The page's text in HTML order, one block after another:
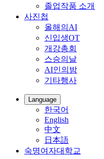
졸업작품 소개
사진첩
올해의AI
신입생OT
개강총회
스승의날
AI인의밤
기타행사
Language
한국어
English
中文
日本語
숙명여자대학교